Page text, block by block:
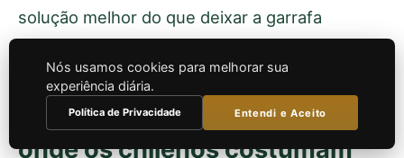
solução melhor do que deixar a garrafa
Harmonização com comida:
onde os chilenos costumam
Nós usamos cookies para melhorar sua
experiência diária.
Política de Privacidade Entendi e Aceito